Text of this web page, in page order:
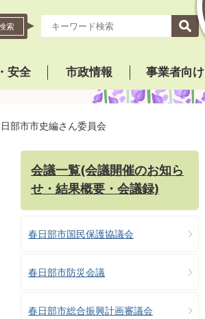
索
安全 市政情報 事業者向け
部市市史編さん委員会
会議一覧(会議開催のお知ら
せ・結果概要・会議録)
春日部市国民保護協議会
春日部市防災会議
春日部市総合振興計画審議会